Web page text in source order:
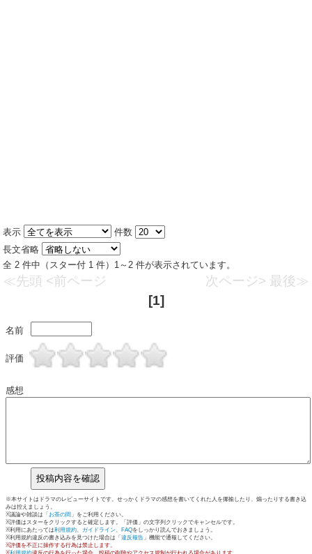
表示
件数
長文省略
全 2 件中（スター付 1 件）1～2 件が表示されています。
≪先頭 <前ページ 次ページ> 最後≫
[1]
名前
評価
感想
※本サイトはドラマのレビューサイトです。せっかくドラマの感想を書いてくれた人を揶揄したり、煽ったりする書き込
みは控えましょう。
※議論や雑談は「 お茶の間 」をご利用ください。
※評価はスターをクリックすると確定します。「評価」の文字列クリックでキャンセルです。
※利用にあたっては利用規約、 ガイドライン、 FAQをしっかり読んでおきましょう。
※利用規約違反の書き込みを見つけた場合は「 違反報告 」機能で通報してください。
※評価を不正に操作する行為は禁止します。